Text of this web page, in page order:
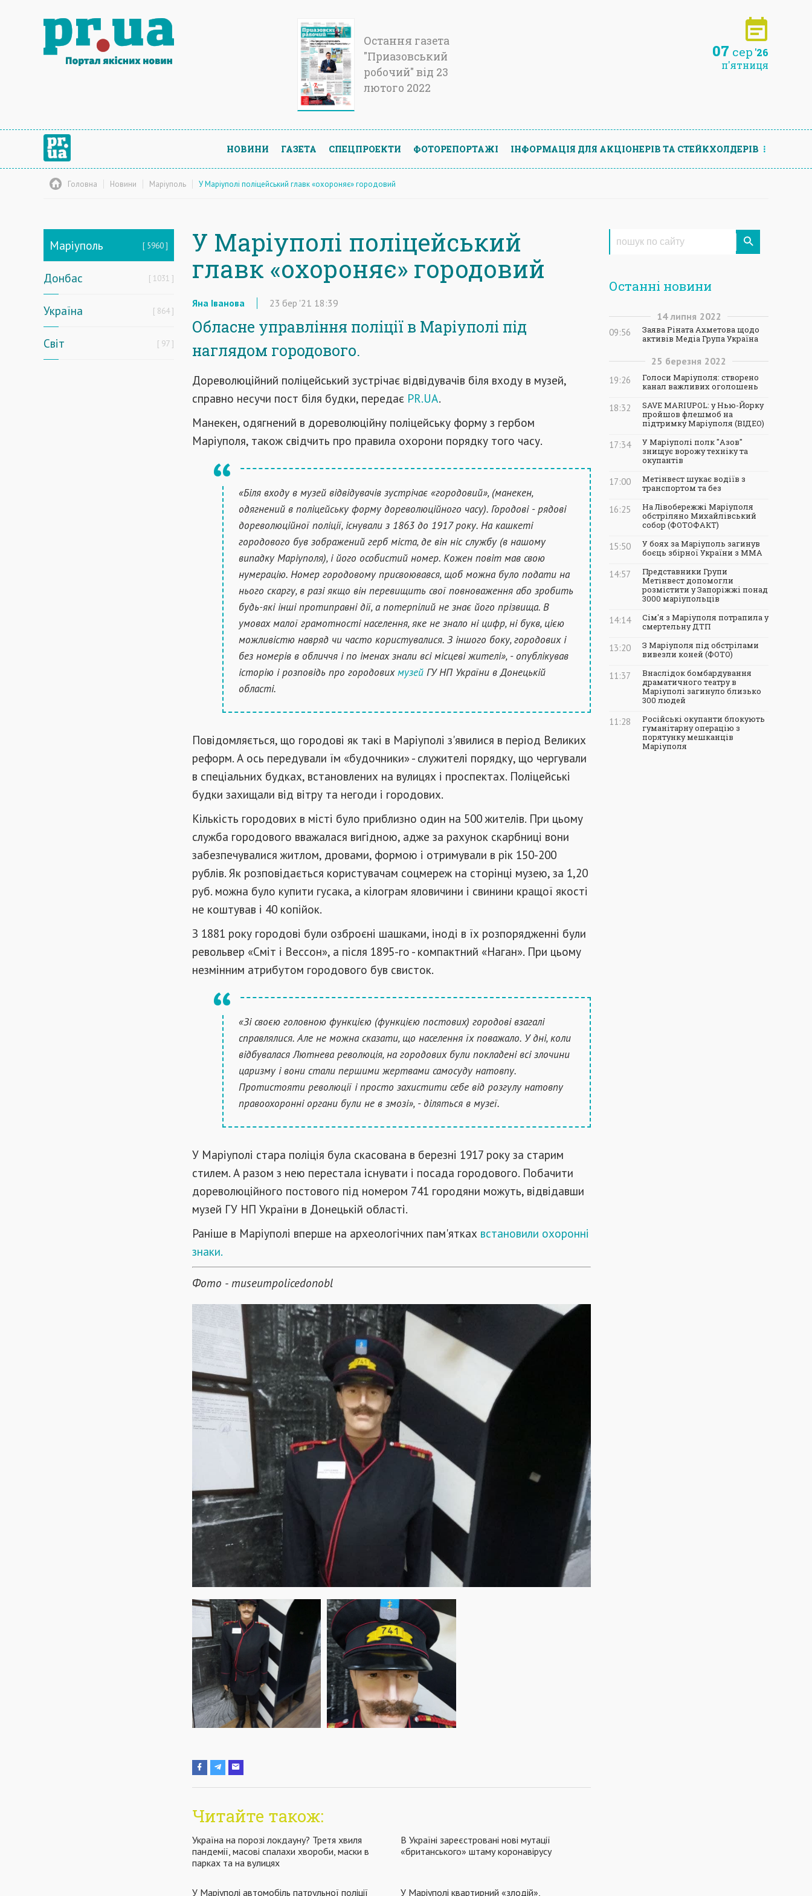
Остання газета
"Приазовський
робочий" від 23
лютого 2022
07 сер '26
п'ятниця
НОВИНИ ГАЗЕТА СПЕЦПРОЕКТИ ФОТОРЕПОРТАЖІ ІНФОРМАЦIЯ ДЛЯ АКЦIОНЕРIВ ТА СТЕЙКХОЛДЕРIВ
Головна Новини Маріуполь У Маріуполі поліцейський главк «охороняє» городовий
Маріуполь 5960
Донбас 1031
Україна 864
Світ 97
У Маріуполі поліцейський
главк «охороняє» городовий
Яна Іванова 23 бер '21 18:39
Обласне управління поліції в Маріуполі під
наглядом городового.
Дореволюційний поліцейський зустрічає відвідувачів біля входу в музей,
справно несучи пост біля будки, передає PR.UA.
Манекен, одягнений в дореволюційну поліцейську форму з гербом
Маріуполя, також свідчить про правила охорони порядку того часу.
«Біля входу в музей відвідувачів зустрічає «городовий», (манекен,
одягнений в поліцейську форму дореволюційного часу). Городові - рядові
дореволюційної поліції, існували з 1863 до 1917 року. На кашкеті
городового був зображений герб міста, де він ніс службу (в нашому
випадку Маріуполя), і його особистий номер. Кожен повіт мав свою
нумерацію. Номер городовому присвоювався, щоб можна було подати на
нього скаргу, в разі якщо він перевищить свої повноваження або зробить
будь-які інші протиправні дії, а потерпілий не знає його прізвища. В
умовах малої грамотності населення, яке не знало ні цифр, ні букв, цією
можливістю навряд чи часто користувалися. З іншого боку, городових і
без номерів в обличчя і по іменах знали всі місцеві жителі», - опублікував
історію і розповідь про городовихмузей ГУ НП України в Донецькій
області.
Повідомляється, що городові як такі в Маріуполі з'явилися в період Великих
реформ. А ось передували їм «будочники» - служителі порядку, що чергували
в спеціальних будках, встановлених на вулицях і проспектах. Поліцейські
будки захищали від вітру та негоди і городових.
Кількість городових в місті було приблизно один на 500 жителів. При цьому
служба городового вважалася вигідною, адже за рахунок скарбниці вони
забезпечувалися житлом, дровами, формою і отримували в рік 150-200
рублів. Як розповідається користувачам соцмереж на сторінці музею, за 1,20
руб. можна було купити гусака, а кілограм яловичини і свинини кращої якості
не коштував і 40 копійок.
З 1881 року городові були озброєні шашками, іноді в їх розпорядженні були
револьвер «Сміт і Вессон», а після 1895-го - компактний «Наган». При цьому
незмінним атрибутом городового був свисток.
«Зі своєю головною функцією (функцією постових) городові взагалі
справлялися. Але не можна сказати, що населення їх поважало. У дні, коли
відбувалася Лютнева революція, на городових були покладені всі злочини
царизму і вони стали першими жертвами самосуду натовпу.
Протистояти революції і просто захистити себе від розгулу натовпу
правоохоронні органи були не в змозі», - діляться в музеї.
У Маріуполі стара поліція була скасована в березні 1917 року за старим
стилем. А разом з нею перестала існувати і посада городового. Побачити
дореволюційного постового під номером 741 городяни можуть, відвідавши
музей ГУ НП України в Донецькій області.
Раніше в Маріуполі вперше на археологічних пам'ятках встановили охоронні
знаки.
Фото - museumpolicedonobl
Читайте також:
Україна на порозі локдауну? Третя хвиля
пандемії, масові спалахи хвороби, маски в
парках та на вулицях
В Україні зареєстровані нові мутації
«британського» штаму коронавірусу
У Маріуполі автомобіль патрульної поліції У Маріуполі квартирний «злодій»,
Останні новини
14 липня 2022
09:56
Заява Ріната Ахметова щодо
активів Медіа Група Україна
25 березня 2022
19:26
Голоси Маріуполя: створено
канал важливих оголошень
18:32
SAVE MARIUPOL: у Нью-Йорку
пройшов флешмоб на
підтримку Маріуполя (ВІДЕО)
17:34
У Маріуполі полк "Азов"
знищує ворожу техніку та
окупантів
17:00
Метінвест шукає водіїв з
транспортом та без
16:25
На Лівобережжі Маріуполя
обстріляно Михайлівський
собор (ФОТОФАКТ)
15:50
У боях за Маріуполь загинув
боєць збірної України з ММА
14:57
Представники Групи
Метінвест допомогли
розмістити у Запоріжжі понад
3000 маріупольців
14:14
Сім'я з Маріуполя потрапила у
смертельну ДТП
13:20
З Маріуполя під обстрілами
вивезли коней (ФОТО)
11:37
Внаслідок бомбардування
драматичного театру в
Маріуполі загинуло близько
300 людей
11:28
Російські окупанти блокують
гуманітарну операцію з
порятунку мешканців
Маріуполя